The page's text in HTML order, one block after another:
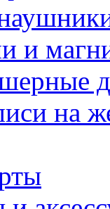
и
на